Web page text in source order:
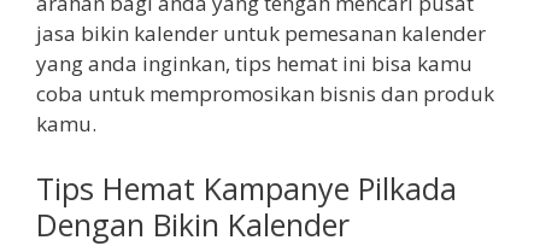
jasa bikin kalender untuk pemesanan kalender
yang anda inginkan, tips hemat ini bisa kamu
coba untuk mempromosikan bisnis dan produk
kamu.
Tips Hemat Kampanye Pilkada
Dengan Bikin Kalender